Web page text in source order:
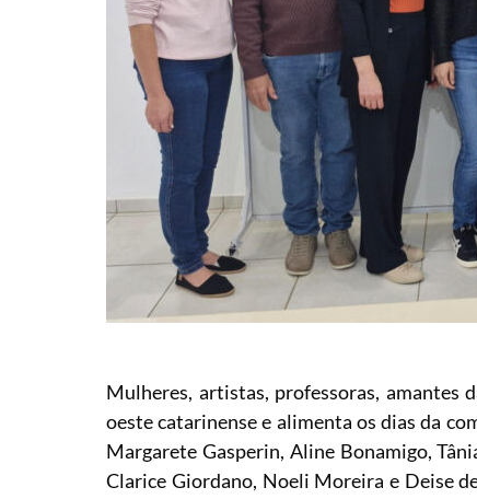
Mulheres, artistas, professoras, amantes
oeste catarinense e alimenta os dias da
Margarete Gasperin, Aline Bonamigo,
Clarice Giordano, Noeli Moreira e Deise